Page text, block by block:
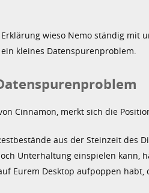
wieso Nemo ständig
kleines Datenspurenproblem.
Cinnamon, merkt sich die
aus der Steinzeit des
Unterhaltung einspielen kann,
Eurem Desktop aufpoppen